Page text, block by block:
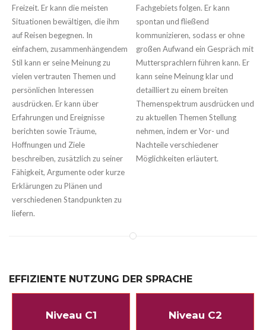
Freizeit. Er kann die meisten
Situationen bewältigen, die ihm
auf Reisen begegnen. In
einfachem, zusammenhängendem
Stil kann er seine Meinung zu
vielen vertrauten Themen und
persönlichen Interessen
ausdrücken. Er kann über
Erfahrungen und Ereignisse
berichten sowie Träume,
Hoffnungen und Ziele
beschreiben, zusätzlich zu seiner
Fähigkeit, Argumente oder kurze
Erklärungen zu Plänen und
verschiedenen Standpunkten zu
liefern.
Fachgebiets folgen. Er kann
spontan und fließend
kommunizieren, sodass er ohne
großen Aufwand ein Gespräch mit
Muttersprachlern führen kann. Er
kann seine Meinung klar und
detailliert zu einem breiten
Themenspektrum ausdrücken und
zu aktuellen Themen Stellung
nehmen, indem er Vor- und
Nachteile verschiedener
Möglichkeiten erläutert.
EFFIZIENTE NUTZUNG DER SPRACHE
Niveau C1 Niveau C2